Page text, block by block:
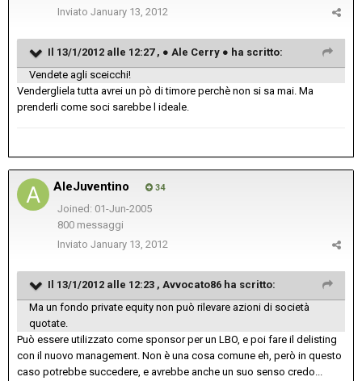
Inviato January 13, 2012
Il 13/1/2012 alle 12:27 , ● Ale Cerry ● ha scritto:
Vendete agli sceicchi!
Vendergliela tutta avrei un pò di timore perchè non si sa mai. Ma
prenderli come soci sarebbe l ideale.
AleJuventino 34
Joined: 01-Jun-2005
800 messaggi
Inviato January 13, 2012
Il 13/1/2012 alle 12:23 , Avvocato86 ha scritto:
Ma un fondo private equity non può rilevare azioni di società
quotate.
Può essere utilizzato come sponsor per un LBO, e poi fare il delisting
con il nuovo management. Non è una cosa comune eh, però in questo
caso potrebbe succedere, e avrebbe anche un suo senso credo...